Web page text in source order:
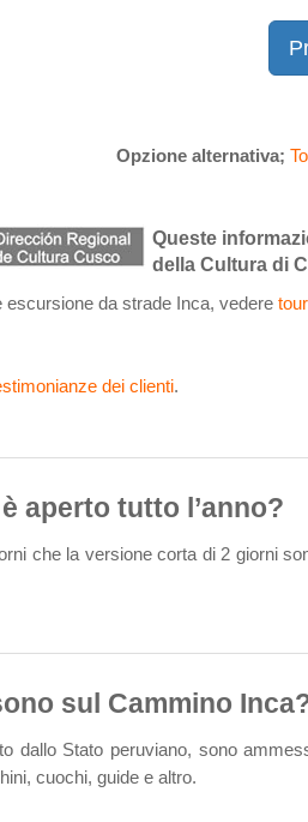
Opzione alternativa;
Queste
della Cultura di
da strade Inca, vedere
dei clienti.
aperto tutto l’anno?
che la versione corta di 2 giorni
sul Cammino
dallo Stato peruviano, sono
cuochi, guide e altro.